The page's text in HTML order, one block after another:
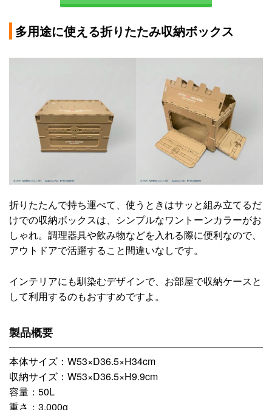
多用途に使える折りたたみ収納ボックス
折りたたんで持ち運べて、使うときはサッと組み立てるだ
けでの収納ボックスは、シンプルなワントーンカラーがお
しゃれ。調理器具や飲み物などを入れる際に便利なので、
アウトドアで活躍すること間違いなしです。
インテリアにも馴染むデザインで、お部屋で収納ケースと
して利用するのもおすすめですよ。
製品概要
本体サイズ：W53×D36.5×H34cm
収納サイズ：W53×D36.5×H9.9cm
容量：50L
重さ：3,000g